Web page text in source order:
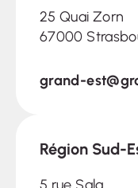
25 Quai Zorn
67000
grand-
Région Sud-
5 rue Sala